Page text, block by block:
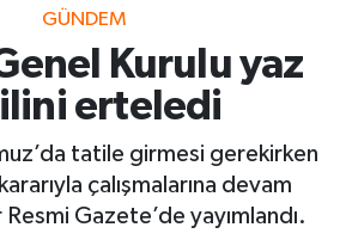
GÜNDEM
Kurulu yaz
erteledi
tatile girmesi gerekirken
çalışmalarına devam
Gazete’de yayımlandı.